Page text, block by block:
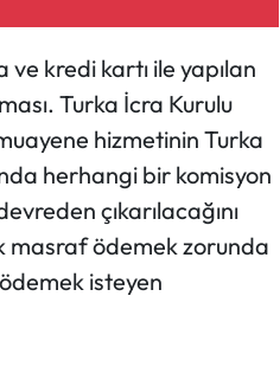
kredi kartı ile yapılan
Turka İcra Kurulu
hizmetinin Turka
herhangi bir komisyon
çıkarılacağını
masraf ödemek zorunda
isteyen